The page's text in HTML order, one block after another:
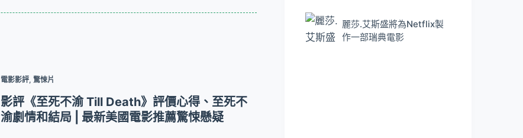
電影影評,驚悚片
影評《至死不渝 Till Death》評價心得、至死不
渝劇情和結局 | 最新美國電影推薦驚悚懸疑
麗莎.艾斯盛將為Netflix製
作一部瑞典電影